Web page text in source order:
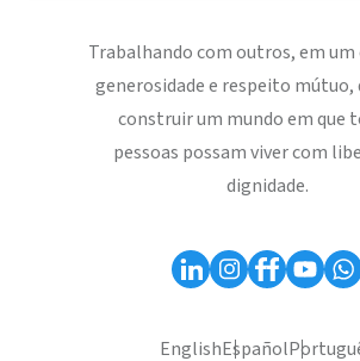
Trabalhando com outros, em
generosidade e respeito mútuo,
construir um mundo em que
pessoas possam viver com
dignidade.
EnglishEspañol